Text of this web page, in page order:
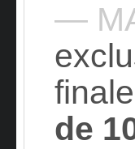
—
de